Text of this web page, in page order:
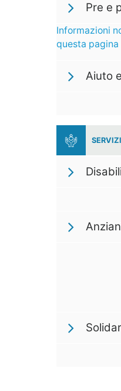
Pre e
Informazioni
questa pagina
Aiuto